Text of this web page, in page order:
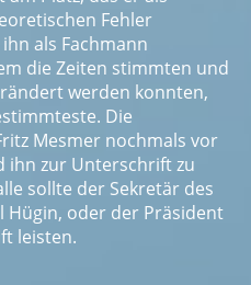
Fehler
als Fachmann
die Zeiten stimmten und
werden konnten,
Die
Mesmer nochmals vor
ihn zur Unterschrift zu
sollte der Sekretär des
Hügin, oder der Präsident
leisten.